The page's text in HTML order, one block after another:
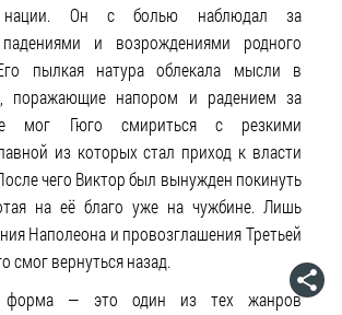
нации. Он с болью наблюдал за
и возрождениями родного
пылкая натура облекала мысли в
поражающие напором и радением за
мог Гюго смириться с резкими
из которых стал приход к власти
чего Виктор был вынужден покинуть
на её благо уже на чужбине. Лишь
Наполеона и провозглашения Третьей
смог вернуться назад.
форма — это один из тех жанров